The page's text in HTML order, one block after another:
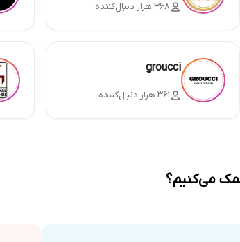
۳۶۸ هزار دنبال‌کننده
groucci
۳۶۱ هزار دنبال‌کننده
می‌کنیم؟